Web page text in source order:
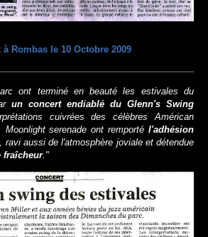
à Rombas le 10 Octobre 2009
ont terminé en beauté les estivales du
un concert endiablé du Glenn's Swing
cuivrées des célèbres Américan
serenade ont remporté l'adhésion
, ravi aussi de l'atmosphère joviale et détendue
fraîcheur."